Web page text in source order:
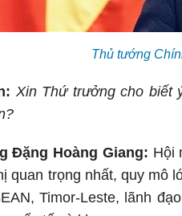
Thủ tướng
Xin Thứ trưởng cho biết
Đặng Hoàng Giang: Hội
quan trọng nhất, quy mô
Timor-Leste, lãnh